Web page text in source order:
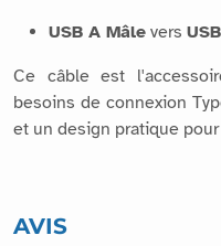
USB A Mâle vers
Ce câble est
besoins de connexion
et un design pratique
AVIS